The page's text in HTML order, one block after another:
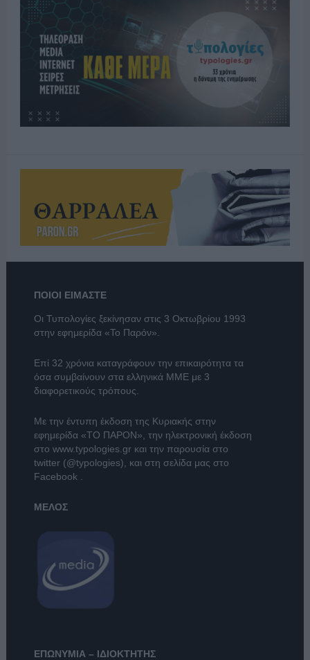
ΠΟΙΟΙ ΕΙΜΑΣΤΕ
Οι Τυπολογίες ξεκίνησαν στις 3 Οκτωβρίου 1993
στην εφημερίδα «Το Παρόν».
Επί 32 χρόνια καταγράφουν την επικαιρότητα τα
όσα συμβαίνουν στα ελληνικά ΜΜΕ με 3
διαφορετικούς τρόπους.
Με την έντυπη έκδοση της Κυριακής στην
εφημερίδα «ΤΟ ΠΑΡΟΝ», την ηλεκτρονική έκδοση
στο www.typologies.grκαι την παρουσία στο
twitter (@typologies), και στη σελίδα μας στο
Facebook .
ΜΕΛΟΣ
ΕΠΩΝΥΜΙΑ – ΙΔΙΟΚΤΗΤΗΣ